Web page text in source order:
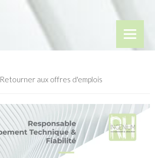
Retourner aux offres d'emplois